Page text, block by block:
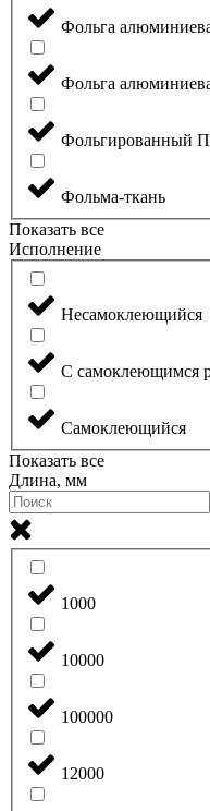
Фольга
Фольга
Фольгированный
Фольма-ткань
Показать все
Исполнение
Несамоклеющийся
С самоклеющимся
Самоклеющийся
Показать все
Длина, мм
1000
10000
100000
12000